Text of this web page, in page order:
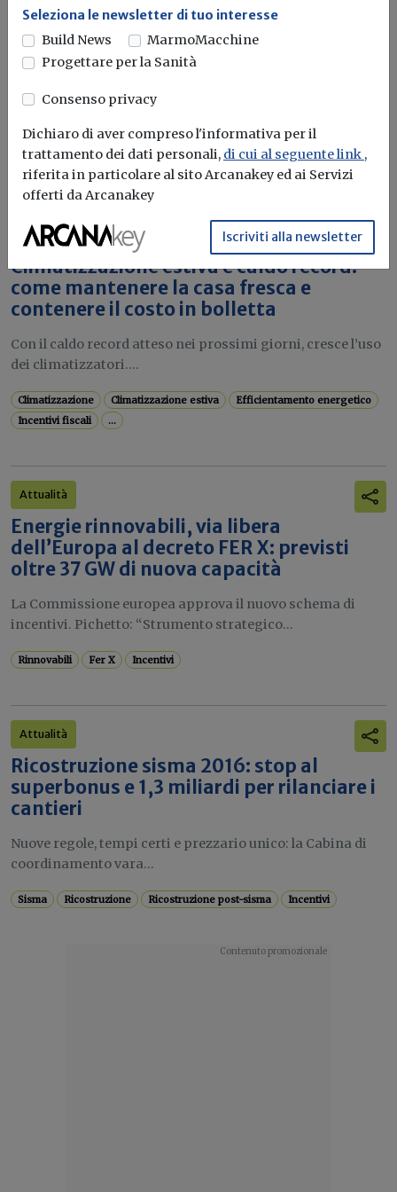
Bonus elettrodomestici green,
spunta il nuovo contributo per
rendere la casa più efficiente
Il governo ha allo studio l'introduzione di un nuovo
bonus elettrodomestici, che... Leggi
Potrebbe interessarti
Attualità
Climatizzazione estiva e caldo record:
come mantenere la casa fresca e
contenere il costo in bolletta
Con il caldo record atteso nei prossimi giorni, cresce l’uso
dei climatizzatori....
Climatizzazione Climatizzazione estiva
Efficientamento energetico
Incentivi fiscali
...
Attualità
Energie rinnovabili, via libera
dell’Europa al decreto FER X: previsti
oltre 37 GW di nuova capacità
La Commissione europea approva il nuovo schema di
incentivi. Pichetto: “Strumento strategico...
Rinnovabili Fer X Incentivi
Attualità
Ricostruzione sisma 2016: stop al
superbonus e 1,3 miliardi per rilanciare i
cantieri
Nuove regole, tempi certi e prezzario unico: la Cabina di
coordinamento vara...
Sisma Ricostruzione Ricostruzione post-sisma Incentivi
Seleziona le newsletter di tuo interesse
Build News
MarmoMacchine
Progettare per la Sanità
Consenso privacy
Dichiaro di aver compreso l'informativa per il
trattamento dei dati personali, di cui al seguente link ,
riferita in particolare al sito Arcanakey ed ai Servizi
offerti da Arcanakey
Iscriviti alla newsletter